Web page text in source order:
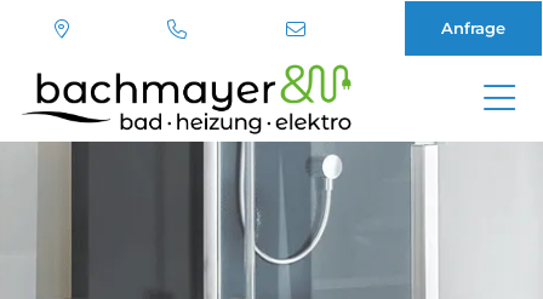
Anfrage